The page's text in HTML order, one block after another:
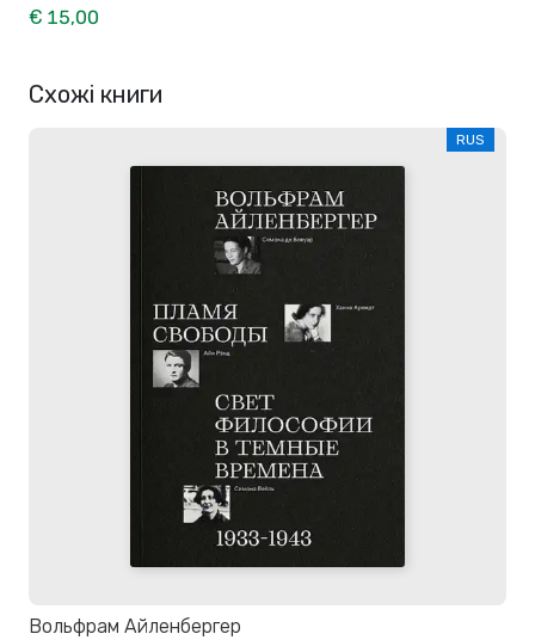
€ 15,00
Схожі книги
RUS
Вольфрам Айленбергер